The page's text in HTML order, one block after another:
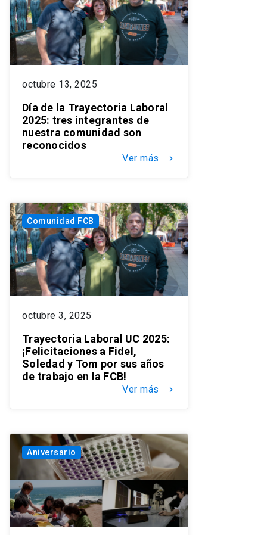
octubre 13, 2025
Día de la Trayectoria Laboral
2025: tres integrantes de
nuestra comunidad son
reconocidos
Ver más keyboard_arrow_right
Comunidad FCB
octubre 3, 2025
Trayectoria Laboral UC 2025:
¡Felicitaciones a Fidel,
Soledad y Tom por sus años
de trabajo en la FCB!
Ver más keyboard_arrow_right
Aniversario